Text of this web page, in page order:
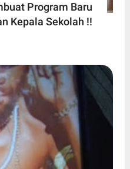
Program Baru
Kepala Sekolah !!